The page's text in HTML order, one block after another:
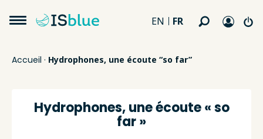
EN FR
Accueil · Hydrophones, une écoute “so far”
Hydrophones, une écoute « so
far »